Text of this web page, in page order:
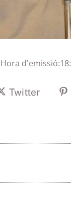
Hora d'emissió:18:
Twitter